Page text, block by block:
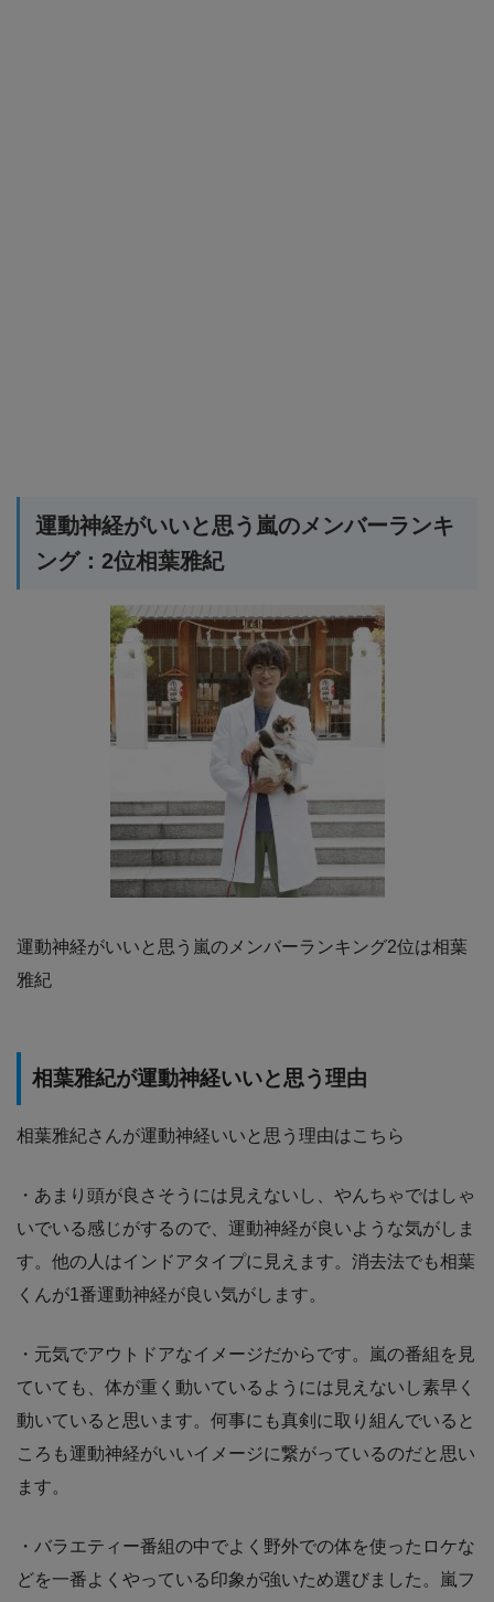
運動神経がいいと思う嵐のメンバーランキ
ング：2位相葉雅紀
運動神経がいいと思う嵐のメンバーランキング2位は相葉
雅紀
相葉雅紀が運動神経いいと思う理由
相葉雅紀さんが運動神経いいと思う理由はこちら
・あまり頭が良さそうには見えないし、やんちゃではしゃ
いでいる感じがするので、運動神経が良いような気がしま
す。他の人はインドアタイプに見えます。消去法でも相葉
くんが1番運動神経が良い気がします。
・元気でアウトドアなイメージだからです。嵐の番組を見
ていても、体が重く動いているようには見えないし素早く
動いていると思います。何事にも真剣に取り組んでいると
ころも運動神経がいいイメージに繋がっているのだと思い
ます。
・バラエティー番組の中でよく野外での体を使ったロケな
どを一番よくやっている印象が強いため選びました。嵐フ